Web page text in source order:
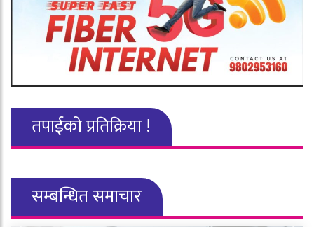
तपाईको प्रतिक्रिया !
सम्बन्धित समाचार